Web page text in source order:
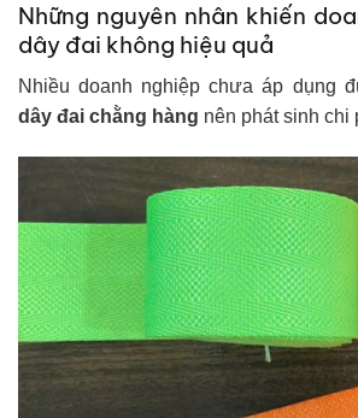
Những nguyên nhân khiến
dây đai không hiệu quả
Nhiều doanh nghiệp chưa áp dụng
dây đai chằng hàng nên phát sinh chi